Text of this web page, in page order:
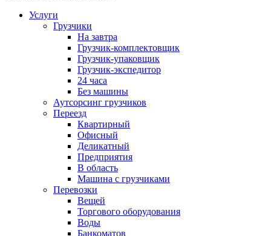
Услуги
Грузчики
На завтра
Грузчик-комплектовщик
Грузчик-упаковщик
Грузчик-экспедитор
24 часа
Без машины
Аутсорсинг грузчиков
Переезд
Квартирный
Офисный
Деликатный
Предприятия
В область
Машина с грузчиками
Перевозки
Вещей
Торгового оборудования
Воды
Банкоматов